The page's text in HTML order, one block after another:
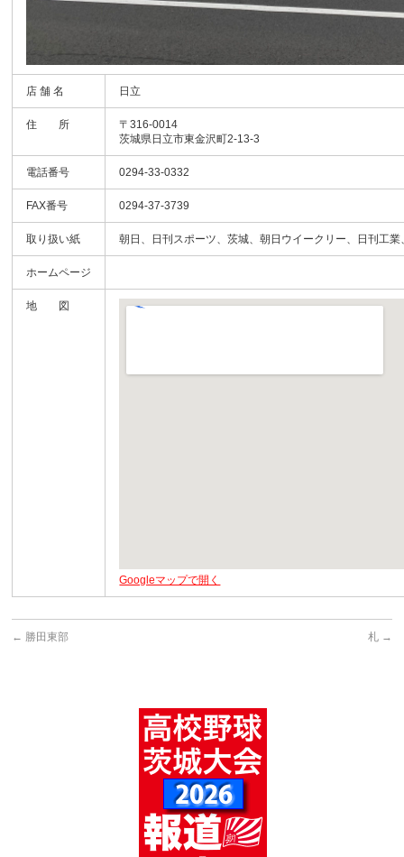
店 舗 名 日立
住 所
〒316-0014
茨城県日立市東金沢町2-13-3
電話番号 0294-33-0332
FAX番号 0294-37-3739
取り扱い紙 朝日、日刊スポーツ、茨城、朝日ウイークリー、日刊工
ホームページ
地 図
Googleマップで開く
← 勝田東部 札 →